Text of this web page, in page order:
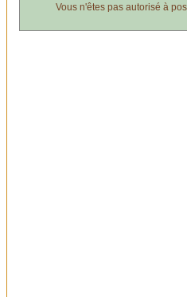
Vous n'êtes pas autorisé à